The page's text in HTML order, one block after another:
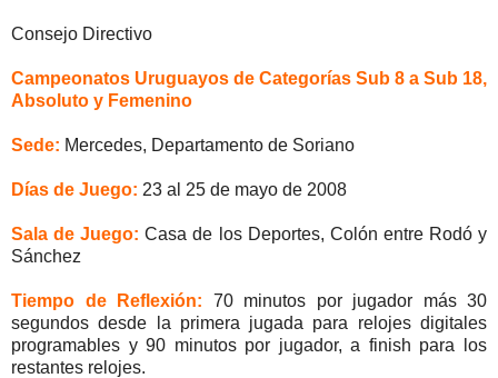
Consejo Directivo
Campeonatos Uruguayos de Categorías Sub 8 a Sub 18,
Absoluto y Femenino
Sede: Mercedes, Departamento de Soriano
Días de Juego: 23 al 25 de mayo de 2008
Sala de Juego: Casa de los Deportes, Colón entre Rodó y
Sánchez
Tiempo de Reflexión: 70 minutos por jugador más 30
segundos desde la primera jugada para relojes digitales
programables y 90 minutos por jugador, a finish para los
restantes relojes.